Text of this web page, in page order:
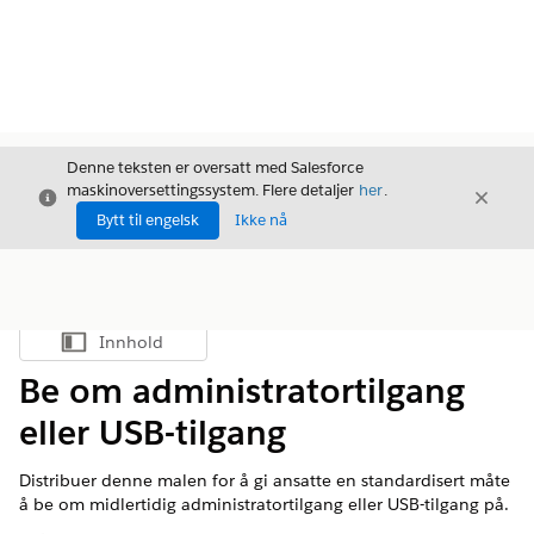
Avslutt
Denne teksten er oversatt med Salesforce
maskinoversettingssystem. Flere detaljer her.
Bytt til engelsk
Ikke nå
Avslutt
Vis innholdsfortegnelse
Innhold
Be om administratortilgang
eller USB-tilgang
Distribuer denne malen for å gi ansatte en standardisert måte
å be om midlertidig administratortilgang eller USB-tilgang på.